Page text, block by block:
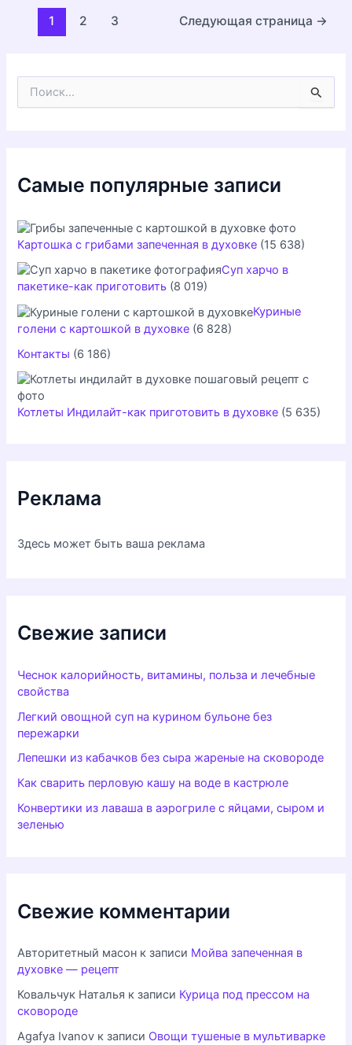
Постраничная
навигация
1 2 3 Следующая страница →
Самые популярные записи
Картошка с грибами запеченная в духовке (15 638)
Суп харчо в
пакетике-как приготовить (8 019)
Куриные
голени с картошкой в духовке (6 828)
Контакты (6 186)
Котлеты Индилайт-как приготовить в духовке (5 635)
Реклама
Здесь может быть ваша реклама
Свежие записи
Чеснок калорийность, витамины, польза и лечебные
свойства
Легкий овощной суп на курином бульоне без
пережарки
Лепешки из кабачков без сыра жареные на сковороде
Как сварить перловую кашу на воде в кастрюле
Конвертики из лаваша в аэрогриле с яйцами, сыром и
зеленью
Свежие комментарии
Авторитетный масон к записи Мойва запеченная в
духовке — рецепт
Ковальчук Наталья к записи Курица под прессом на
сковороде
Agafya Ivanov к записи Овощи тушеные в мультиварке